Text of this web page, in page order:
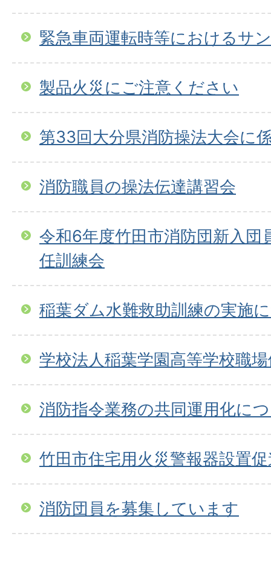
緊急車両運転時等におけるサ
製品火災にご注意ください
第33回大分県消防操法大会に
消防職員の操法伝達講習会
令和6年度竹田市消防団新入団
任訓練会
稲葉ダム水難救助訓練の実施
学校法人稲葉学園高等学校職
消防指令業務の共同運用化に
竹田市住宅用火災警報器設置
消防団員を募集しています